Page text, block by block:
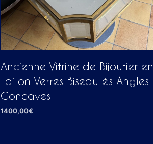
Ancienne Vitrine de Bijoutier en
Laiton Verres Biseautés Angles
Concaves
1400,00€